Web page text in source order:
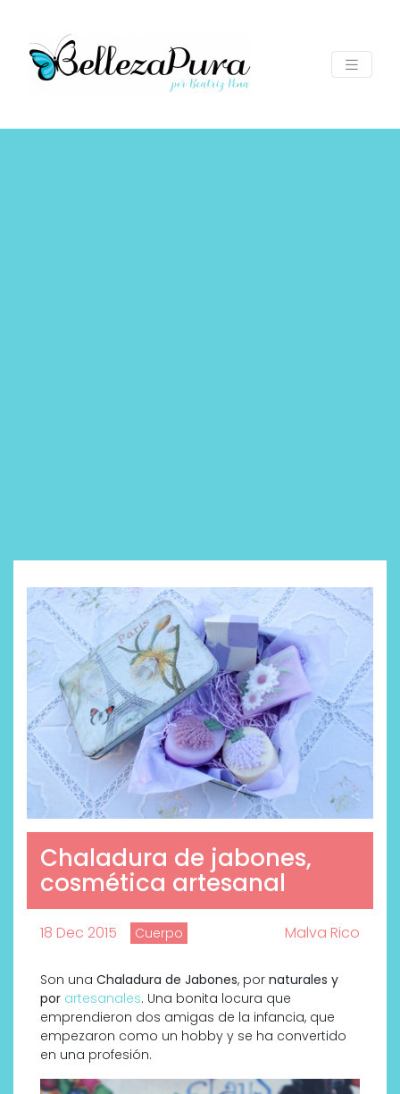
Chaladura de jabones,
cosmética artesanal
18 Dec 2015 Cuerpo Malva Rico
Son una Chaladura de Jabones, por naturales y
por artesanales. Una bonita locura que
emprendieron dos amigas de la infancia, que
empezaron como un hobby y se ha convertido
en una profesión.